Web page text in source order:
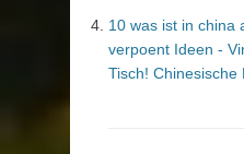
10 was ist in china
verpoent Ideen -
Tisch! Chinesische